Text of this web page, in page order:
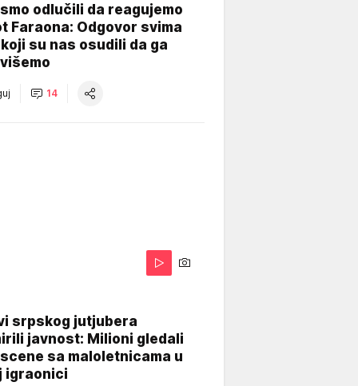
odlučili da reagujemo
Faraona: Odgovor svima
su nas osudili da ga
14
srpskog jutjubera
javnost: Milioni gledali
sa maloletnicama u
igraonici